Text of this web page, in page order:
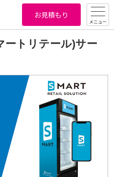
お見積もり
メニュー
ートリテール)サー